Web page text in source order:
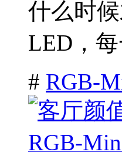
什么时
LED，
# RGB-